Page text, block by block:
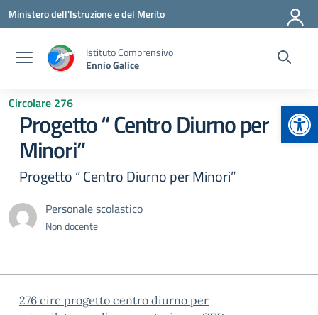
Vai ai contenuti
Vai al menu di navigazione
Vai al footer
Ministero dell'Istruzione e del Merito
Istituto Comprensivo
Ennio Galice
Circolare 276
Progetto “ Centro Diurno per
Minori”
Progetto “ Centro Diurno per Minori”
Personale scolastico
Non docente
276 circ progetto centro diurno per